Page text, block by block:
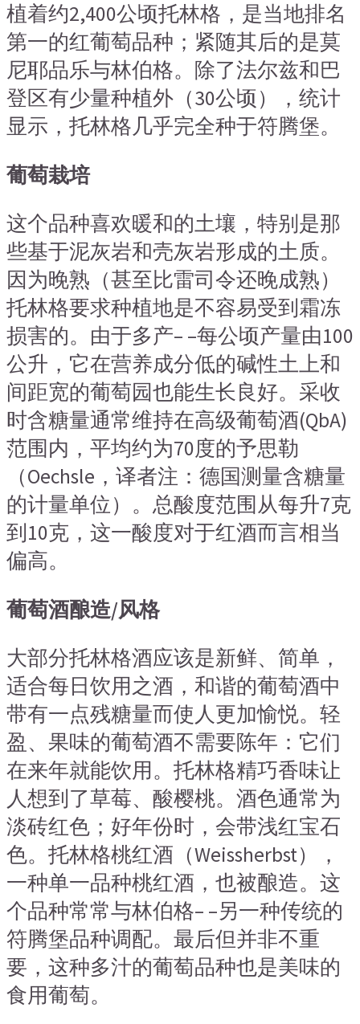
植着约2,400公顷托林格，是当地排名
第一的红葡萄品种；紧随其后的是莫
尼耶品乐与林伯格。除了法尔兹和巴
登区有少量种植外（30公顷），统计
显示，托林格几乎完全种于符腾堡。
葡萄栽培
这个品种喜欢暖和的土壤，特别是那
些基于泥灰岩和壳灰岩形成的土质。
因为晚熟（甚至比雷司令还晚成熟）
托林格要求种植地是不容易受到霜冻
损害的。由于多产– –每公顷产量由100
公升，它在营养成分低的碱性土上和
间距宽的葡萄园也能生长良好。采收
时含糖量通常维持在高级葡萄酒(QbA)
范围内，平均约为70度的予思勒
（Oechsle，译者注：德国测量含糖量
的计量单位）。总酸度范围从每升7克
到10克，这一酸度对于红酒而言相当
偏高。
葡萄酒酿造/风格
大部分托林格酒应该是新鲜、简单，
适合每日饮用之酒，和谐的葡萄酒中
带有一点残糖量而使人更加愉悦。轻
盈、果味的葡萄酒不需要陈年：它们
在来年就能饮用。托林格精巧香味让
人想到了草莓、酸樱桃。酒色通常为
淡砖红色；好年份时，会带浅红宝石
色。托林格桃红酒（Weissherbst），
一种单一品种桃红酒，也被酿造。这
个品种常常与林伯格– –另一种传统的
符腾堡品种调配。最后但并非不重
要，这种多汁的葡萄品种也是美味的
食用葡萄。